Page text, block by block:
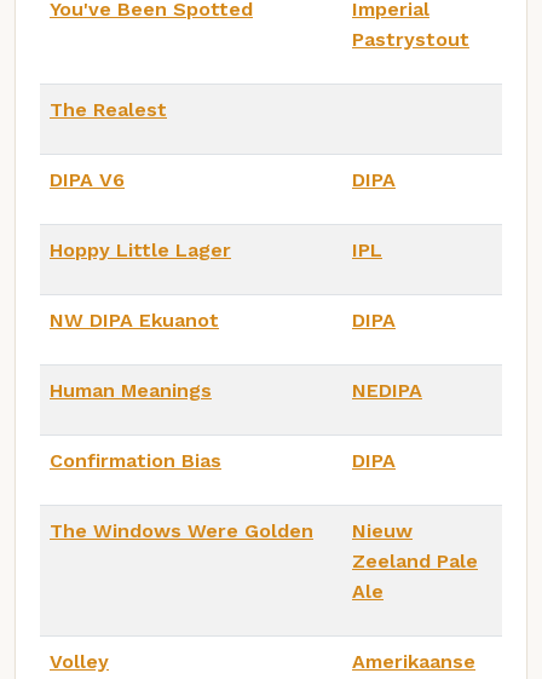
You've Been Spotted
Imperial
Pastrystout
The Realest
DIPA V6 DIPA
Hoppy Little Lager IPL
NW DIPA Ekuanot DIPA
Human Meanings NEDIPA
Confirmation Bias DIPA
The Windows Were Golden
Nieuw
Zeeland Pale
Ale
Volley
Amerikaanse